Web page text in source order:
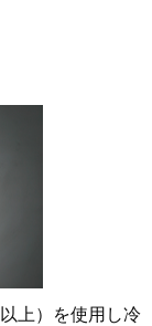
以上）を使用し冷